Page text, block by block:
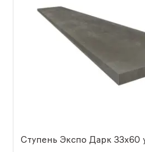
Ступень Экспо Дарк 33x60